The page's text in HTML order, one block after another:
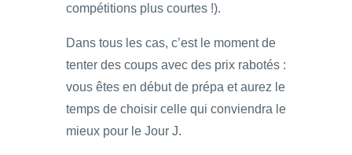
compétitions plus courtes !).
Dans tous les cas, c’est le moment de
tenter des coups avec des prix rabotés :
vous êtes en début de prépa et aurez le
temps de choisir celle qui conviendra le
mieux pour le Jour J.